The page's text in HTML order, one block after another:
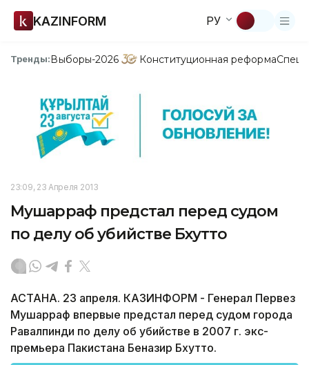
KAZINFORM РУ
Тренды:Выборы-2026 Конституционная реформа
23:09, 23 Апреля 2013
Мушарраф предстал перед судом
по делу об убийстве Бхутто
АСТАНА. 23 апреля. КАЗИНФОРМ - Генерал Первез
Мушарраф впервые предстал перед судом города
Равалпинди по делу об убийстве в 2007 г. экс-
премьера Пакистана Беназир Бхутто.